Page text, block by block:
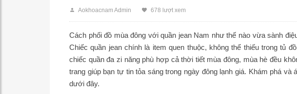
Aokhoacnam Admin 678 lượt xem
Cách phối đồ mùa đông với quần jean Nam như thế nào vừa sành
Chiếc quần jean chính là item quen thuộc, không thể thiếu trong tủ
chiếc quần đa zi năng phù hợp cả thời tiết mùa đông, mùa hè đều
trang giúp bạn tự tin tỏa sáng trong ngày đông lạnh giá. Khám phá
dưới đây.